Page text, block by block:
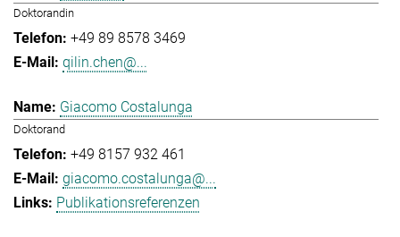
Doktorandin
+49 89 8578 3469
qilin.chen@...
Giacomo Costalunga
Doktorand
+49 8157 932 461
giacomo.costalunga@...
Publikationsreferenzen